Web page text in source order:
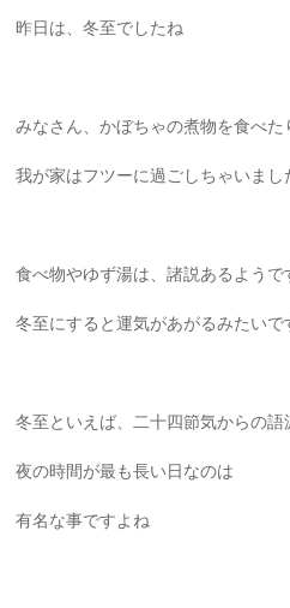
昨日は、冬至でしたね
みなさん、かぼちゃの煮物を食べた
我が家はフツーに過ごしちゃいまし
食べ物やゆず湯は、諸説あるようで
冬至にすると運気があがるみたいで
冬至といえば、二十四節気からの語
夜の時間が最も長い日なのは
有名な事ですよね